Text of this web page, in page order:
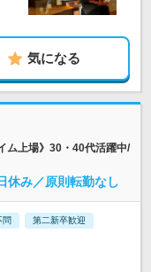
気になる
ム上場》30・40代活躍中/
休み／原則転勤なし
問 第二新卒歓迎